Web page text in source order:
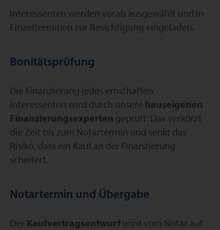
Interessenten werden vorab ausgewählt und in
Einzelterminen zur Besichtigung eingeladen.
Bonitätsprüfung
Die Finanzierung jedes ernsthaften
Interessenten wird durch unsere hauseigenen
Finanzierungsexperten geprüft. Das verkürzt
die Zeit bis zum Notartermin und senkt das
Risiko, dass ein Kauf an der Finanzierung
scheitert.
Notartermin und Übergabe
Der Kaufvertragsentwurf wird vom Notar auf